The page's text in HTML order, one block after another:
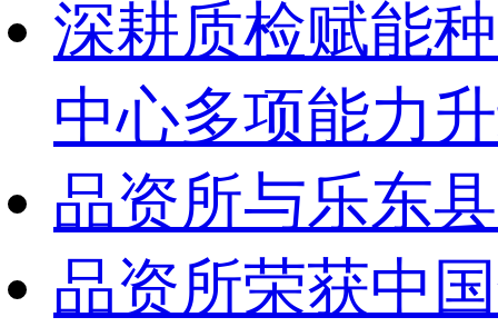
深耕质检赋能
中心多项能力
品资所与乐东
品资所荣获中